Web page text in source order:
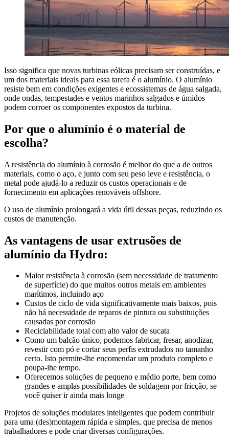
Isso significa que novas turbinas eólicas precisam ser construídas, e
um dos materiais ideais para essa tarefa é o alumínio. O alumínio
resiste bem em condições exigentes e ecossistemas de água salgada,
onde ondas, tempestades e ventos marinhos salgados e úmidos
podem corroer os componentes expostos da turbina.
Por que o alumínio é o material de
escolha?
A resistência do alumínio à corrosão é melhor do que a de outros
materiais, como o aço, e junto com seu peso leve e resistência, o
metal pode ajudá-lo a reduzir os custos operacionais e de
fornecimento em aplicações renováveis offshore.
O uso de alumínio prolongará a vida útil dessas peças, reduzindo os
custos de manutenção.
As vantagens de usar extrusões de
alumínio da Hydro:
Maior resistência à corrosão (sem necessidade de tratamento
de superfície) do que muitos outros metais em ambientes
marítimos, incluindo aço
Custos de ciclo de vida significativamente mais baixos, pois
não há necessidade de reparos de pintura ou substituições
causadas por corrosão
Reciclabilidade total com alto valor de sucata
Como um balcão único, podemos fabricar, fresar, anodizar,
revestir com pó e cortar seus perfis extrudados no tamanho
certo. Isto permite-lhe encomendar um produto completo e
poupa-lhe tempo.
Oferecemos soluções de pequeno e médio porte, bem como
grandes e amplas possibilidades de soldagem por fricção, se
você quiser ir ainda mais longe
Projetos de soluções modulares inteligentes que podem contribuir
para uma (des)montagem rápida e simples, que precisa de menos
trabalhadores e pode criar diversas configurações.